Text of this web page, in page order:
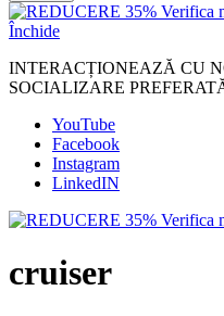
Închide
INTERACȚIONEAZĂ CU
SOCIALIZARE
YouTube
Facebook
Instagram
LinkedIN
cruiser